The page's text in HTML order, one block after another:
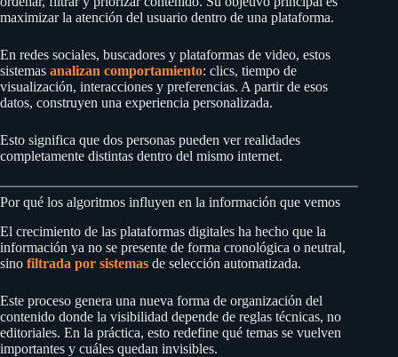
maximizar la atención del usuario dentro de una plataforma.
En redes sociales, buscadores y plataformas de video, estos
sistemas analizan comportamiento: clics, tiempo de
visualización, interacciones y preferencias. A partir de esos
datos, construyen una experiencia personalizada.
Esto significa que dos personas pueden ver realidades
completamente distintas dentro del mismo internet.
Por qué los algoritmos influyen en la información que vemos
El crecimiento de las plataformas digitales ha hecho que la
información ya no se presente de forma cronológica o neutral,
sino filtrada por sistemas de selección automatizada.
Este proceso genera una nueva forma de organización del
contenido donde la visibilidad depende de reglas técnicas, no
editoriales. En la práctica, esto redefine qué temas se vuelven
importantes y cuáles quedan invisibles.